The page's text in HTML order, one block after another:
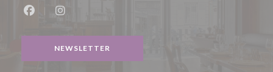
NEWSLETTER